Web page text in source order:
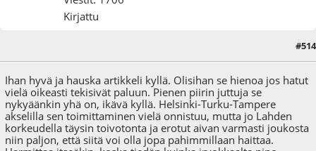
Kirjattu
: 02.02.22 - klo:11:17 käyttäjältä Tumppi$#514
Ihan hyvä ja hauska artikkeli kyllä. Olisihan se hienoa jos hatut
vielä oikeasti tekisivät paluun. Pienen piirin juttuja se
nykyäänkin yhä on, ikävä kyllä. Helsinki-Turku-Tampere
akselilla sen toimittaminen vielä onnistuu, mutta jo Lahden
korkeudella täysin toivotonta ja erotut aivan varmasti joukosta
niin paljon, että siitä voi olla jopa pahimmillaan haittaa.